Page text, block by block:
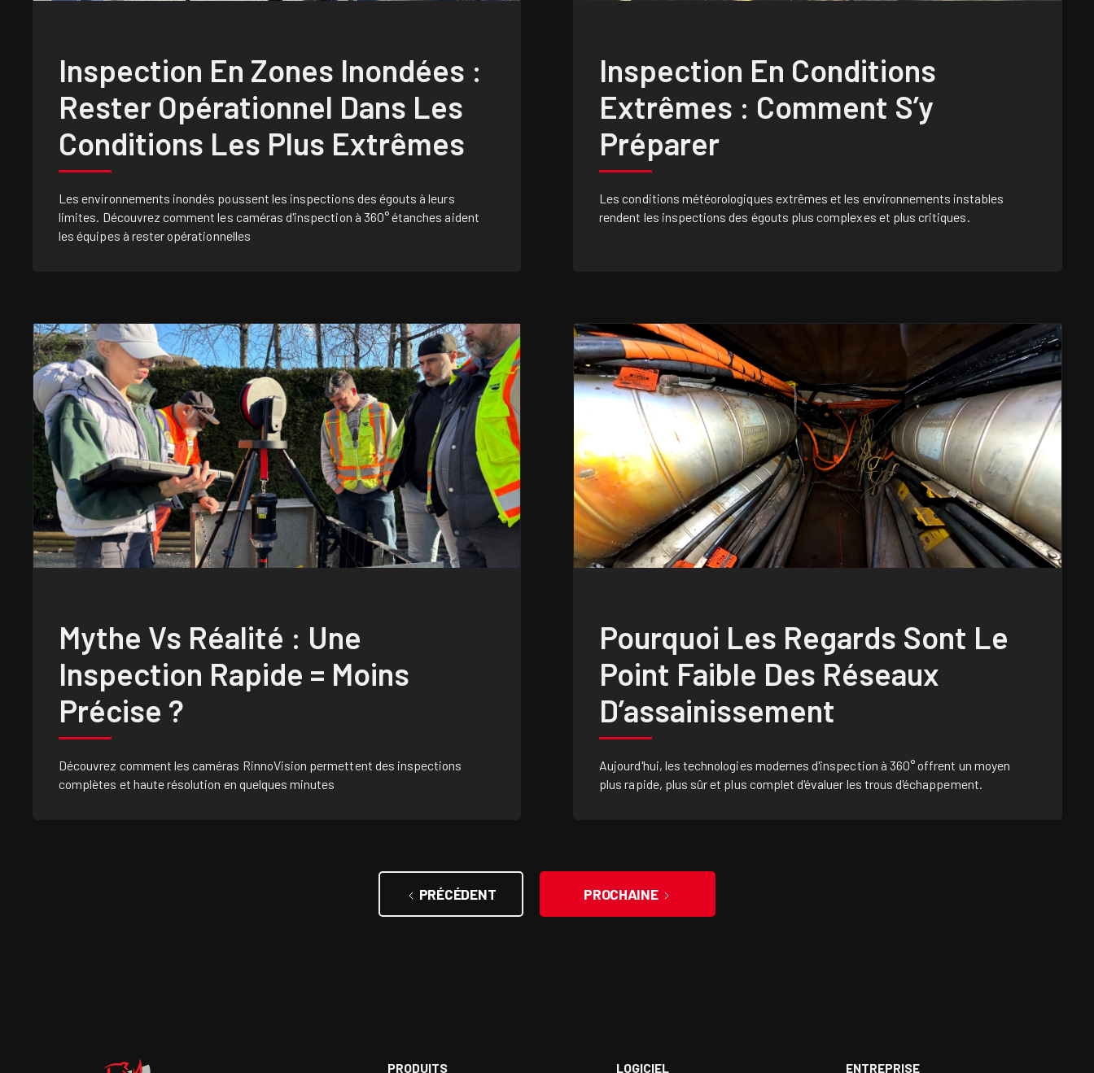
Inspection En Zones Inondées :
Rester Opérationnel Dans Les
Conditions Les Plus Extrêmes
Les environnements inondés poussent les inspections des égouts à leurs
limites. Découvrez comment les caméras d'inspection à 360° étanches aident
les équipes à rester opérationnelles
Inspection En Conditions
Extrêmes : Comment S’y
Préparer
Les conditions météorologiques extrêmes et les environnements instables
rendent les inspections des égouts plus complexes et plus critiques.
Mythe Vs Réalité : Une
Inspection Rapide = Moins
Précise ?
Découvrez comment les caméras RinnoVision permettent des inspections
complètes et haute résolution en quelques minutes
Pourquoi Les Regards Sont Le
Point Faible Des Réseaux
D’assainissement
Aujourd'hui, les technologies modernes d'inspection à 360° offrent un moyen
plus rapide, plus sûr et plus complet d'évaluer les trous d'échappement.
PRÉCÉDENT PROCHAINE
PRODUITS LOGICIEL ENTREPRISE